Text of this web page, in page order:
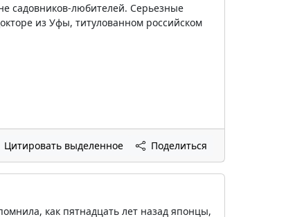
садовников-любителей. Серьезные
из Уфы, титулованном российском
Цитировать выделенное Поделиться
как пятнадцать лет назад японцы,